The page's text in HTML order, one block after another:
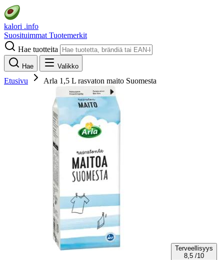
kalori .info
Suosituimmat Tuotemerkit
Hae tuotteita
Hae Valikko
Etusivu Arla 1,5 L rasvaton maito Suomesta
Terveellisyys
8,5 /10